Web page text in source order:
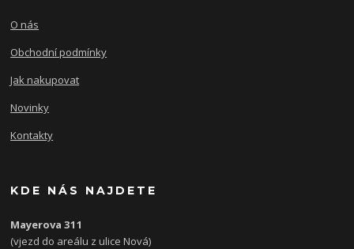
O nás
Obchodní podmínky
Jak nakupovat
Novinky
Kontakty
KDE NÁS NAJDETE
Mayerova 311
(vjezd do areálu z ulice Nová)